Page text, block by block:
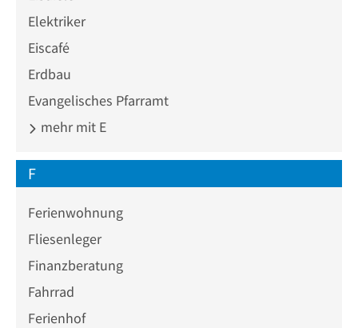
Elektriker
Eiscafé
Erdbau
Evangelisches Pfarramt
mehr mit E
F
Ferienwohnung
Fliesenleger
Finanzberatung
Fahrrad
Ferienhof